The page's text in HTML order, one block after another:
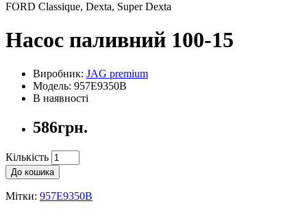
FORD Classique, Dexta, Super Dexta
Насос паливний 100-15
Виробник: JAG premium
Модель: 957E9350B
В наявності
586грн.
Кількість
До кошика
Мітки: 957E9350B